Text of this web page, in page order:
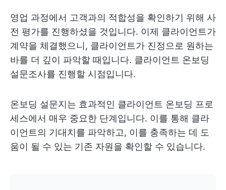
영업 과정에서 고객과의 적합성을 확인하기 위해 사
전 평가를 진행하셨을 것입니다. 이제 클라이언트가
계약을 체결했으니, 클라이언트가 진정으로 원하는
바를 더 깊이 파악할 때입니다. 클라이언트 온보딩
설문조사를 진행할 시점입니다.
온보딩 설문지는 효과적인 클라이언트 온보딩 프로
세스에서 매우 중요한 단계입니다. 이를 통해 클라
이언트의 기대치를 파악하고, 이를 충족하는 데 도
움이 될 수 있는 기존 자원을 확인할 수 있습니다.